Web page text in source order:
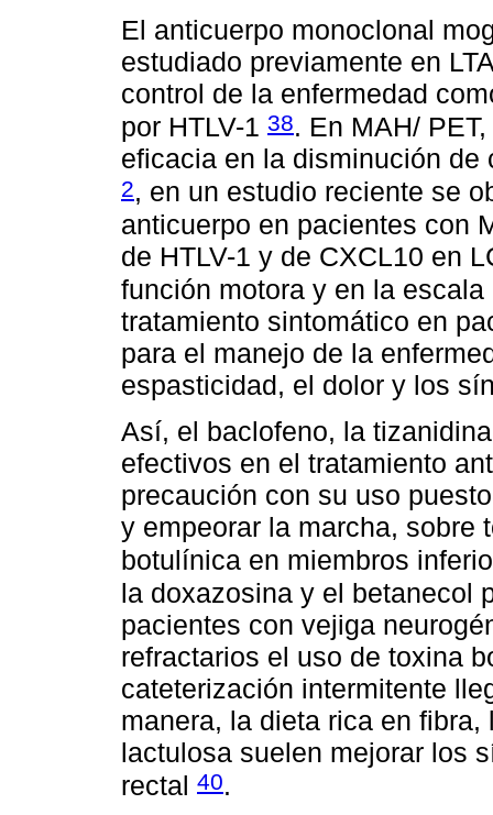
El anticuerpo monoclonal
estudiado previamente en
control de la enfermedad
por HTLV-1 38. En MAH/
eficacia en la disminución de
2, en un estudio reciente se
anticuerpo en pacientes con
de HTLV-1 y de CXCL10 en
función motora y en la
tratamiento sintomático en
para el manejo de la
espasticidad, el dolor y los
Así, el baclofeno, la
efectivos en el tratamiento
precaución con su uso
y empeorar la marcha, sobre
botulínica en miembros
la doxazosina y el betanecol
pacientes con vejiga
refractarios el uso de toxina
cateterización intermitente
manera, la dieta rica en
lactulosa suelen mejorar los
rectal 40.